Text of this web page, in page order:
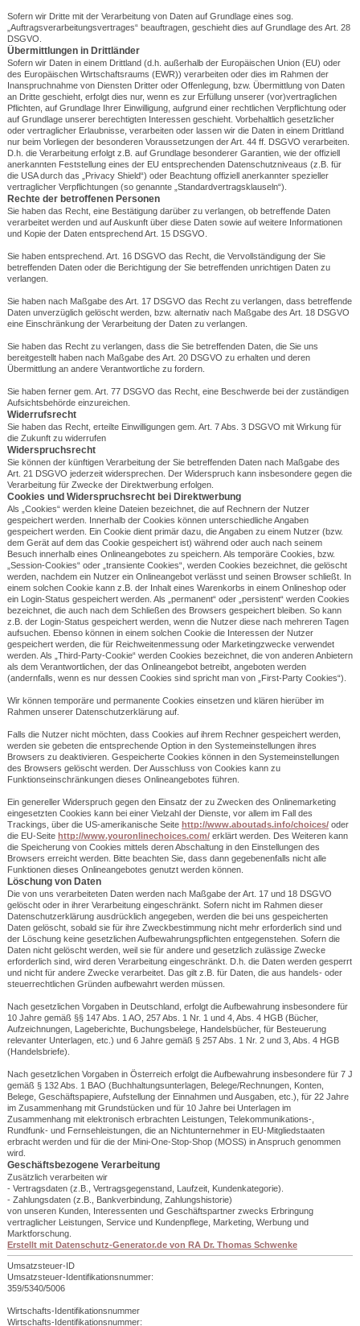
Sofern wir Dritte mit der Verarbeitung von Daten auf Grundlage eines sog.
„Auftragsverarbeitungsvertrages“ beauftragen, geschieht dies auf Grundlage des Art. 28
DSGVO.
Übermittlungen in Drittländer
Sofern wir Daten in einem Drittland (d.h. außerhalb der Europäischen Union (EU) oder
des Europäischen Wirtschaftsraums (EWR)) verarbeiten oder dies im Rahmen der
Inanspruchnahme von Diensten Dritter oder Offenlegung, bzw. Übermittlung von Daten
an Dritte geschieht, erfolgt dies nur, wenn es zur Erfüllung unserer (vor)vertraglichen
Pflichten, auf Grundlage Ihrer Einwilligung, aufgrund einer rechtlichen Verpflichtung oder
auf Grundlage unserer berechtigten Interessen geschieht. Vorbehaltlich gesetzlicher
oder vertraglicher Erlaubnisse, verarbeiten oder lassen wir die Daten in einem Drittland
nur beim Vorliegen der besonderen Voraussetzungen der Art. 44 ff. DSGVO verarbeiten.
D.h. die Verarbeitung erfolgt z.B. auf Grundlage besonderer Garantien, wie der offiziell
anerkannten Feststellung eines der EU entsprechenden Datenschutzniveaus (z.B. für
die USA durch das „Privacy Shield“) oder Beachtung offiziell anerkannter spezieller
vertraglicher Verpflichtungen (so genannte „Standardvertragsklauseln“).
Rechte der betroffenen Personen
Sie haben das Recht, eine Bestätigung darüber zu verlangen, ob betreffende Daten
verarbeitet werden und auf Auskunft über diese Daten sowie auf weitere Informationen
und Kopie der Daten entsprechend Art. 15 DSGVO.
Sie haben entsprechend. Art. 16 DSGVO das Recht, die Vervollständigung der Sie
betreffenden Daten oder die Berichtigung der Sie betreffenden unrichtigen Daten zu
verlangen.
Sie haben nach Maßgabe des Art. 17 DSGVO das Recht zu verlangen, dass betreffende
Daten unverzüglich gelöscht werden, bzw. alternativ nach Maßgabe des Art. 18 DSGVO
eine Einschränkung der Verarbeitung der Daten zu verlangen.
Sie haben das Recht zu verlangen, dass die Sie betreffenden Daten, die Sie uns
bereitgestellt haben nach Maßgabe des Art. 20 DSGVO zu erhalten und deren
Übermittlung an andere Verantwortliche zu fordern.
Sie haben ferner gem. Art. 77 DSGVO das Recht, eine Beschwerde bei der zuständigen
Aufsichtsbehörde einzureichen.
Widerrufsrecht
Sie haben das Recht, erteilte Einwilligungen gem. Art. 7 Abs. 3 DSGVO mit Wirkung für
die Zukunft zu widerrufen
Widerspruchsrecht
Sie können der künftigen Verarbeitung der Sie betreffenden Daten nach Maßgabe des
Art. 21 DSGVO jederzeit widersprechen. Der Widerspruch kann insbesondere gegen die
Verarbeitung für Zwecke der Direktwerbung erfolgen.
Cookies und Widerspruchsrecht bei Direktwerbung
Als „Cookies“ werden kleine Dateien bezeichnet, die auf Rechnern der Nutzer
gespeichert werden. Innerhalb der Cookies können unterschiedliche Angaben
gespeichert werden. Ein Cookie dient primär dazu, die Angaben zu einem Nutzer (bzw.
dem Gerät auf dem das Cookie gespeichert ist) während oder auch nach seinem
Besuch innerhalb eines Onlineangebotes zu speichern. Als temporäre Cookies, bzw.
„Session-Cookies“ oder „transiente Cookies“, werden Cookies bezeichnet, die gelöscht
werden, nachdem ein Nutzer ein Onlineangebot verlässt und seinen Browser schließt. In
einem solchen Cookie kann z.B. der Inhalt eines Warenkorbs in einem Onlineshop oder
ein Login-Status gespeichert werden. Als „permanent“ oder „persistent“ werden Cookies
bezeichnet, die auch nach dem Schließen des Browsers gespeichert bleiben. So kann
z.B. der Login-Status gespeichert werden, wenn die Nutzer diese nach mehreren Tagen
aufsuchen. Ebenso können in einem solchen Cookie die Interessen der Nutzer
gespeichert werden, die für Reichweitenmessung oder Marketingzwecke verwendet
werden. Als „Third-Party-Cookie“ werden Cookies bezeichnet, die von anderen Anbietern
als dem Verantwortlichen, der das Onlineangebot betreibt, angeboten werden
(andernfalls, wenn es nur dessen Cookies sind spricht man von „First-Party Cookies“).
Wir können temporäre und permanente Cookies einsetzen und klären hierüber im
Rahmen unserer Datenschutzerklärung auf.
Falls die Nutzer nicht möchten, dass Cookies auf ihrem Rechner gespeichert werden,
werden sie gebeten die entsprechende Option in den Systemeinstellungen ihres
Browsers zu deaktivieren. Gespeicherte Cookies können in den Systemeinstellungen
des Browsers gelöscht werden. Der Ausschluss von Cookies kann zu
Funktionseinschränkungen dieses Onlineangebotes führen.
Ein genereller Widerspruch gegen den Einsatz der zu Zwecken des Onlinemarketing
eingesetzten Cookies kann bei einer Vielzahl der Dienste, vor allem im Fall des
Trackings, über die US-amerikanische Seite http://www.aboutads.info/choices/oder
die EU-Seite http://www.youronlinechoices.com/erklärt werden. Des Weiteren kann
die Speicherung von Cookies mittels deren Abschaltung in den Einstellungen des
Browsers erreicht werden. Bitte beachten Sie, dass dann gegebenenfalls nicht alle
Funktionen dieses Onlineangebotes genutzt werden können.
Löschung von Daten
Die von uns verarbeiteten Daten werden nach Maßgabe der Art. 17 und 18 DSGVO
gelöscht oder in ihrer Verarbeitung eingeschränkt. Sofern nicht im Rahmen dieser
Datenschutzerklärung ausdrücklich angegeben, werden die bei uns gespeicherten
Daten gelöscht, sobald sie für ihre Zweckbestimmung nicht mehr erforderlich sind und
der Löschung keine gesetzlichen Aufbewahrungspflichten entgegenstehen. Sofern die
Daten nicht gelöscht werden, weil sie für andere und gesetzlich zulässige Zwecke
erforderlich sind, wird deren Verarbeitung eingeschränkt. D.h. die Daten werden gesperrt
und nicht für andere Zwecke verarbeitet. Das gilt z.B. für Daten, die aus handels- oder
steuerrechtlichen Gründen aufbewahrt werden müssen.
Nach gesetzlichen Vorgaben in Deutschland, erfolgt die Aufbewahrung insbesondere für
10 Jahre gemäß §§ 147 Abs. 1 AO, 257 Abs. 1 Nr. 1 und 4, Abs. 4 HGB (Bücher,
Aufzeichnungen, Lageberichte, Buchungsbelege, Handelsbücher, für Besteuerung
relevanter Unterlagen, etc.) und 6 Jahre gemäß § 257 Abs. 1 Nr. 2 und 3, Abs. 4 HGB
(Handelsbriefe).
Nach gesetzlichen Vorgaben in Österreich erfolgt die Aufbewahrung insbesondere für 7 J
gemäß § 132 Abs. 1 BAO (Buchhaltungsunterlagen, Belege/Rechnungen, Konten,
Belege, Geschäftspapiere, Aufstellung der Einnahmen und Ausgaben, etc.), für 22 Jahre
im Zusammenhang mit Grundstücken und für 10 Jahre bei Unterlagen im
Zusammenhang mit elektronisch erbrachten Leistungen, Telekommunikations-,
Rundfunk- und Fernsehleistungen, die an Nichtunternehmer in EU-Mitgliedstaaten
erbracht werden und für die der Mini-One-Stop-Shop (MOSS) in Anspruch genommen
wird.
Geschäftsbezogene Verarbeitung
Zusätzlich verarbeiten wir
- Vertragsdaten (z.B., Vertragsgegenstand, Laufzeit, Kundenkategorie).
- Zahlungsdaten (z.B., Bankverbindung, Zahlungshistorie)
von unseren Kunden, Interessenten und Geschäftspartner zwecks Erbringung
vertraglicher Leistungen, Service und Kundenpflege, Marketing, Werbung und
Marktforschung.
Erstellt mit Datenschutz-Generator.de von RA Dr. Thomas Schwenke
Umsatzsteuer-ID
Umsatzsteuer-Identifikationsnummer:
359/5340/5006
Wirtschafts-Identifikationsnummer
Wirtschafts-Identifikationsnummer: